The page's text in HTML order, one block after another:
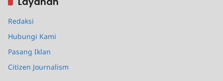
Redaksi
Hubungi Kami
Pasang Iklan
Citizen Journalism